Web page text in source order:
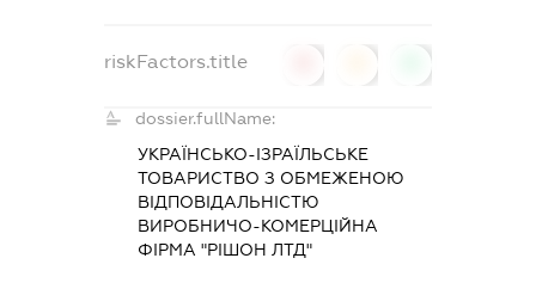
riskFactors.title
dossier.fullName:
УКРАЇНСЬКО-ІЗРАЇЛЬСЬКЕ
ТОВАРИСТВО З ОБМЕЖЕНОЮ
ВІДПОВІДАЛЬНІСТЮ
ВИРОБНИЧО-КОМЕРЦІЙНА
ФІРМА "РІШОН ЛТД"